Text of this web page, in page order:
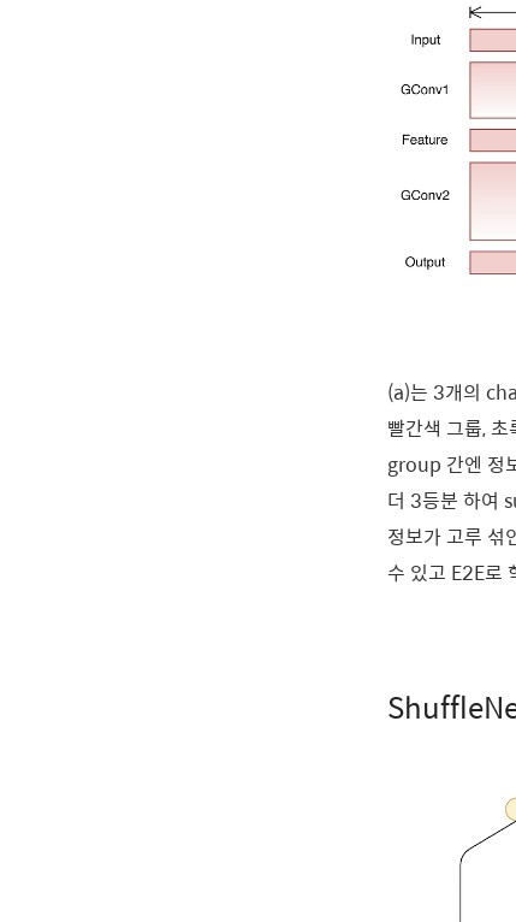
(a)는 3개의
빨간색 그룹,
group 간엔 정
더 3등분 하여
정보가 고루 섞
수 있고 E2E로